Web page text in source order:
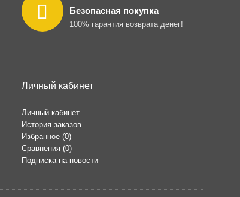
Безопасная покупка
100% гарантия возврата денег!
Личный кабинет
Личный кабинет
История заказов
Избранное (0)
Сравнения (0)
Подписка на новости